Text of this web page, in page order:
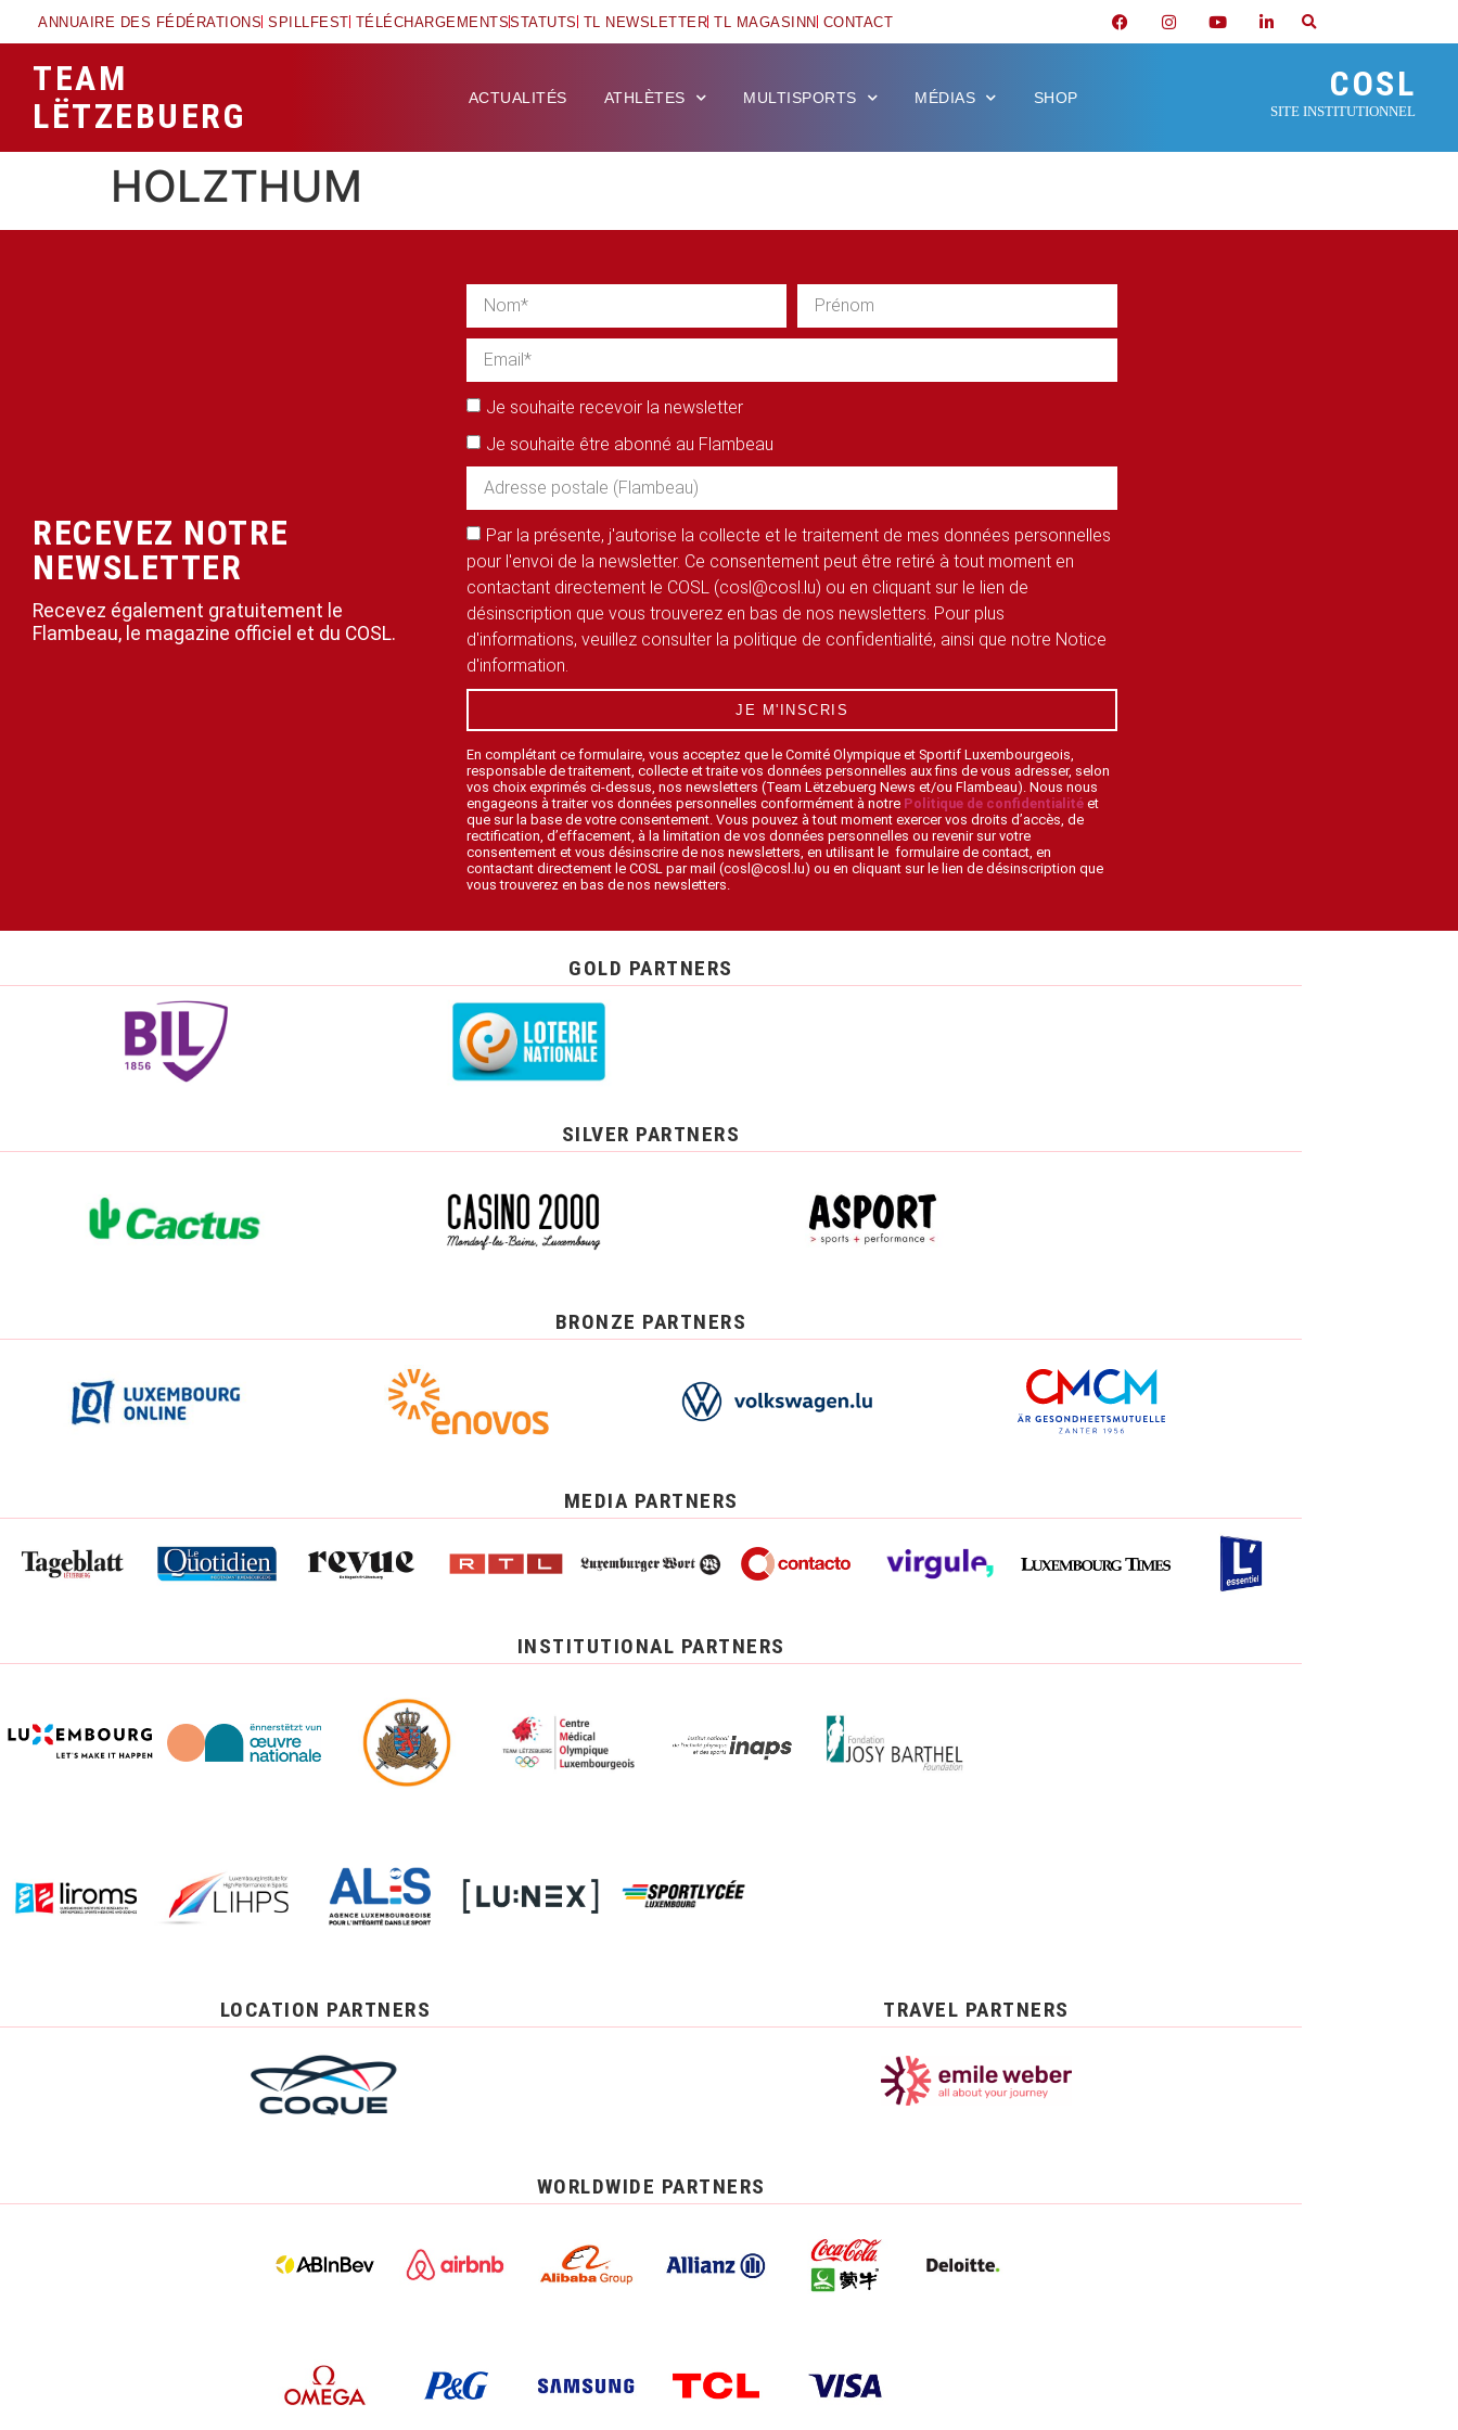
ANNUAIRE DES FÉDÉRATIONS SPILLFEST TÉLÉCHARGEMENTSSTATUTS TL NEWSLETTER TL MAGASINN CONTACT
TEAM
LËTZEBUERG
ACTUALITÉS ATHLÈTES MULTISPORTS MÉDIAS SHOP COSL
SITE INSTITUTIONNEL
HOLZTHUM
RECEVEZ NOTRE
NEWSLETTER
Recevez également gratuitement le
Flambeau, le magazine officiel et du COSL.
Je souhaite recevoir la newsletter
Je souhaite être abonné au Flambeau
Par la présente, j'autorise la collecte et le traitement de mes données personnelles
pour l'envoi de la newsletter. Ce consentement peut être retiré à tout moment en
contactant directement le COSL (cosl@cosl.lu) ou en cliquant sur le lien de
désinscription que vous trouverez en bas de nos newsletters. Pour plus
d'informations, veuillez consulter la politique de confidentialité, ainsi que notre Notice
d'information.
JE M'INSCRIS
En complétant ce formulaire, vous acceptez que le Comité Olympique et Sportif Luxembourgeois,
responsable de traitement, collecte et traite vos données personnelles aux fins de vous adresser, selon
vos choix exprimés ci-dessus, nos newsletters (Team Lëtzebuerg News et/ou Flambeau). Nous nous
engageons à traiter vos données personnelles conformément à notre Politique de confidentialité et
que sur la base de votre consentement. Vous pouvez à tout moment exercer vos droits d’accès, de
rectification, d’effacement, à la limitation de vos données personnelles ou revenir sur votre
consentement et vous désinscrire de nos newsletters, en utilisant le formulaire de contact, en
contactant directement le COSL par mail (cosl@cosl.lu) ou en cliquant sur le lien de désinscription que
vous trouverez en bas de nos newsletters.
GOLD PARTNERS
SILVER PARTNERS
BRONZE PARTNERS
MEDIA PARTNERS
INSTITUTIONAL PARTNERS
LOCATION PARTNERS TRAVEL PARTNERS
WORLDWIDE PARTNERS